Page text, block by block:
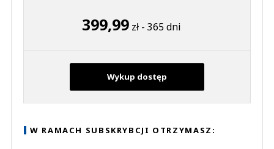
399,99zł - 365 dni
Wykup dostęp
W RAMACH SUBSKRYBCJI OTRZYMASZ: